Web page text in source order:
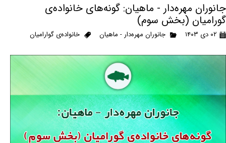
جانوران مهره‌دار - ماهیان: گونه‌های خانواده‌ی
گورامیان (بخش سوم)
۰۲ دی ۱۴۰۳ جانوران مهره‌دار - ماهیان خانواده‌ی گوارامیان